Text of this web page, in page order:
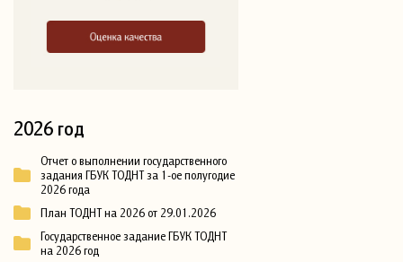
2026 год
Отчет о выполнении государственного
задания ГБУК ТОДНТ за 1-ое полугодие
2026 года
План ТОДНТ на 2026 от 29.01.2026
Государственное задание ГБУК ТОДНТ
на 2026 год